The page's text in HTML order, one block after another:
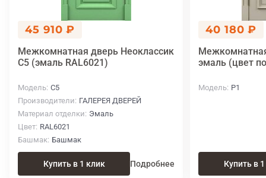
45 910 ₽
Межкомнатная дверь Неоклассик
C5 (эмаль RAL6021)
Модель C5
Производители ГАЛЕРЕЯ ДВЕРЕЙ
Материал отделки Эмаль
Цвет RAL6021
Башмак Башмак
Купить в 1 клик Подробнее
40 180 ₽
эмаль (цвет
Модель P1
Купить в